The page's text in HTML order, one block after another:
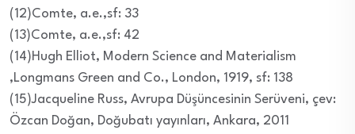
(12)Comte, a.e.,sf: 33
(13)Comte, a.e.,sf: 42
(14)Hugh Elliot, Modern Science and Materialism
,Longmans Green and Co., London, 1919, sf: 138
(15)Jacqueline Russ, Avrupa Düşüncesinin Serüveni, çev:
Özcan Doğan, Doğubatı yayınları, Ankara, 2011